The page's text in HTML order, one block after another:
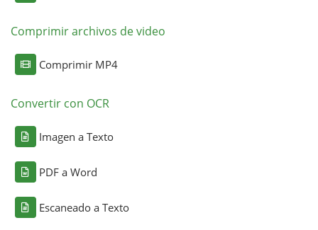
Comprimir archivos de video
Comprimir MP4
Convertir con OCR
Imagen a Texto
PDF a Word
Escaneado a Texto